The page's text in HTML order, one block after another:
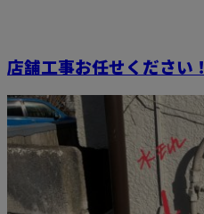
店舗工事お任せください！